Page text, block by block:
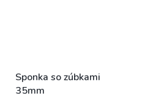
Sponka so zúbkami
35mm